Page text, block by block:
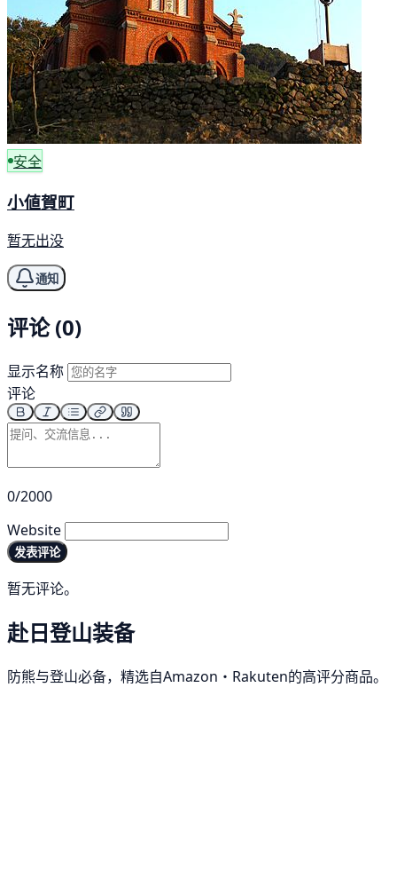
安全
小値賀町
暂无出没
通知
评论 (0)
显示名称
评论
0/2000
Website
发表评论
暂无评论。
赴日登山装备
防熊与登山必备，精选自Amazon・Rakuten的高评分商品。